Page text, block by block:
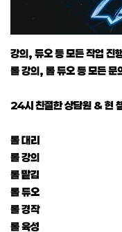
강의, 듀오 등 모든 작업 진
롤 강의, 롤 듀오 등 모든
24시 친절한 상담원 & 현
롤 대리
롤 강의
롤 맡김
롤 듀오
롤 경작
롤 육성